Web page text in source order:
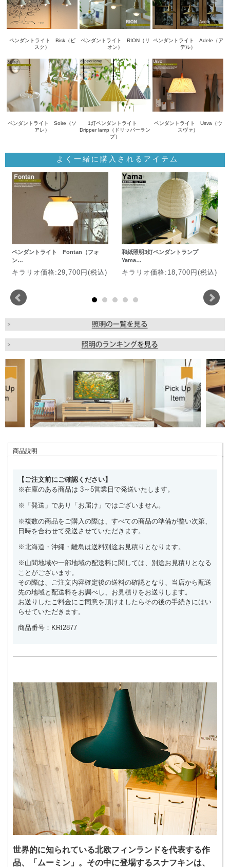
ペンダントライト Bisk（ビ
スク）
ペンダントライト RION（リ
オン）
ペンダントライト Adele（ア
デル）
ペンダントライト Soire（ソ
アレ）
1灯ペンダントライト
Dripper lamp（ドリッパーラン
プ）
ペンダントライト Usva（ウ
スヴァ）
よく一緒に購入されるアイテム
ペンダントライト Fontan（フォ
ン…
キラリオ価格:29,700円(税込)
和紙照明3灯ペンダントランプ
Yama…
キラリオ価格:18,700円(税込)
商品説明
【ご注文前にご確認ください】
※在庫のある商品は 3～5営業日で発送いたします。
※「発送」であり「お届け」ではございません。
※複数の商品をご購入の際は、すべての商品の準備が整い次第、
日時を合わせて発送させていただきます。
※北海道・沖縄・離島は送料別途お見積りとなります。
※山間地域や一部地域の配送料に関しては、別途お見積りとなる
ことがございます。
その際は、ご注文内容確定後の送料の確認となり、当店から配送
先の地域と配送料をお調べし、お見積りをお送りします。
お送りしたご料金にご同意を頂けましたらその後の手続きにはい
らせていただきます。
商品番号：KRI2877
世界的に知られている北欧フィンランドを代表する作
品、「ムーミン」。その中に登場するスナフキンは、